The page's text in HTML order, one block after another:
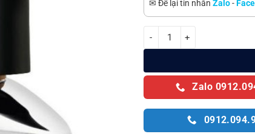
✉ Để lại tin nhắn Zalo-
Bàn là khô Philips HD1172
Zalo